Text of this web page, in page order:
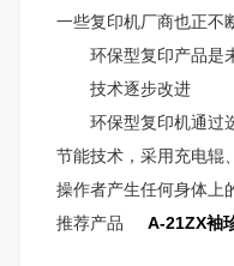
一些复印机厂商也正不
环保型复印产品是
技术逐步改进
环保型复印机通过选
节能技术，采用充电辊
操作者产生任何身体上
推荐产品
A-21ZX袖